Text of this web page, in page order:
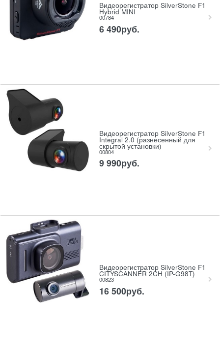
Видеорегистратор SilverStone F1
Hybrid MINI
00784
6 490руб.
Видеорегистратор SilverStone F1
Integral 2.0 (разнесенный для
скрытой установки)
00804
9 990руб.
Видеорегистратор SilverStone F1
CITYSCANNER 2CH (IP-G98T)
00823
16 500руб.